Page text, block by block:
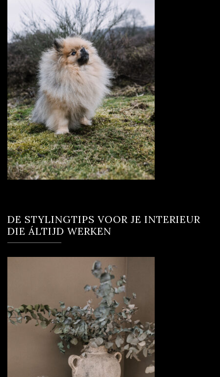
DE STYLINGTIPS VOOR JE INTERIEUR
DIE ÁLTIJD WERKEN